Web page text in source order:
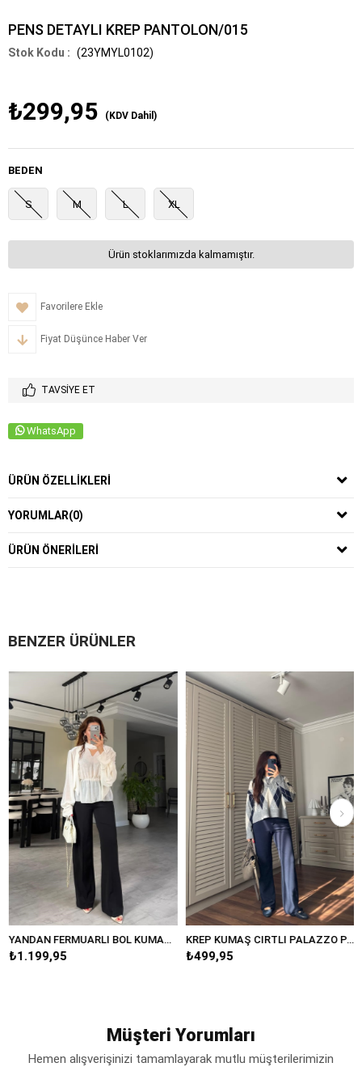
PENS DETAYLI KREP PANTOLON/015
(23YMYL0102)
₺299,95 (KDV Dahil)
BEDEN
S M L XL
Ürün stoklarımızda kalmamıştır.
Favorilere Ekle
Fiyat Düşünce Haber Ver
TAVSIYE ET
WhatsApp
ÜRÜN ÖZELLIKLERI
YORUMLAR(0)
ÜRÜN ÖNERILERI
BENZER ÜRÜNLER
YANDAN FERMUARLI BOL KUMAŞ PANTOLON/20401 KREP KUMAŞ CIRTLI PALAZZO PANTOLON/K038
₺499,95
Müşteri Yorumları
Hemen alışverişinizi tamamlayarak mutlu müşterilerimizin